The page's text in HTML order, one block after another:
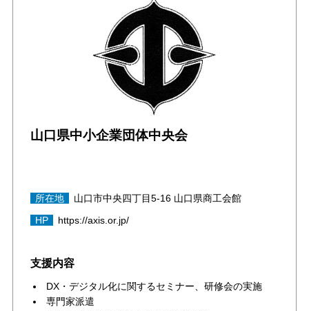
山口県中小企業団体中央会
所在地
山口市中央四丁目5-16 山口県商工会館
HP
https://axis.or.jp/
支援内容
DX・デジタル化に関するセミナー、研修会の実施
専門家派遣